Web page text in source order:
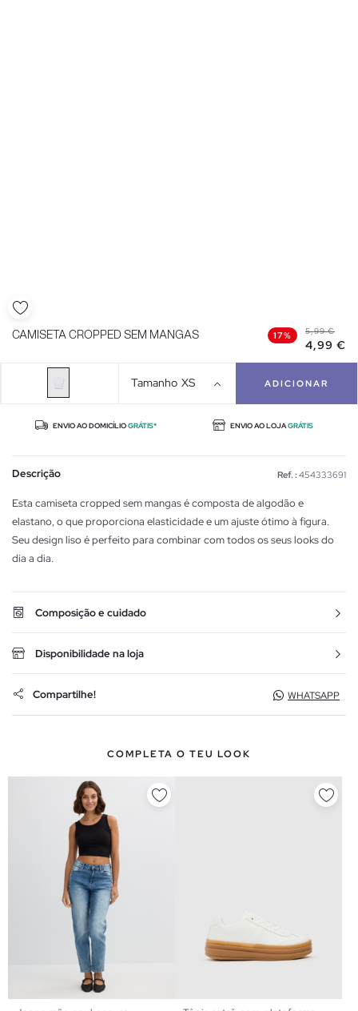
CAMISETA CROPPED SEM MANGAS 17% 5,99 €
4,99 €
Tamanho XS ADICIONAR
ENVIO AO DOMICÍLIOGRÁTIS* ENVIO AO LOJAGRÁTIS
Descrição Ref. : 454333691
Esta camiseta cropped sem mangas é composta de algodão e
elastano, o que proporciona elasticidade e um ajuste ótimo à figura.
Seu design liso é perfeito para combinar com todos os seus looks do
dia a dia.
Composição e cuidado
Disponibilidade na loja
Compartilhe! WHATSAPP
COMPLETA O TEU LOOK